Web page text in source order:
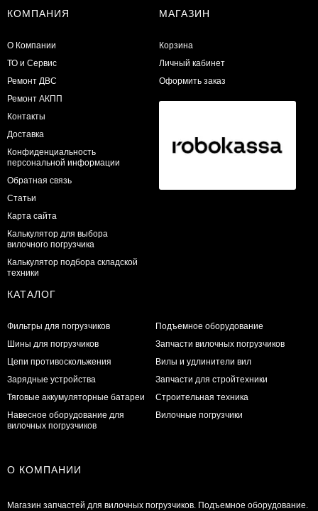
КОМПАНИЯ
О Компании
ТО и Сервис
​Ремонт ДВС
Ремонт АКПП
Контакты
Доставка
Конфиденциальность
персональной информации
Обратная связь
Статьи
Карта сайта
Калькулятор для выбора
вилочного погрузчика
Калькулятор подбора складской
техники
МАГАЗИН
Корзина
Личный кабинет
Оформить заказ
КАТАЛОГ
Фильтры для погрузчиков
Шины для погрузчиков
Цепи противоскольжения
Зарядные устройства
Тяговые аккумуляторные батареи
Навесное оборудование для
вилочных погрузчиков
Подъемное оборудование
Запчасти вилочных погрузчиков
Вилы и удлинители вил
Запчасти для стройтехники
Строительная техника
Вилочные погрузчики
О КОМПАНИИ
Магазин запчастей для вилочных погрузчиков. Подъемное оборудование.